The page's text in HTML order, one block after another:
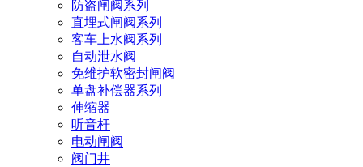
防盗闸阀系列
直埋式闸阀系列
客车上水阀系列
自动泄水阀
免维护软密封闸阀
单盘补偿器系列
伸缩器
听音杆
电动闸阀
阀门井